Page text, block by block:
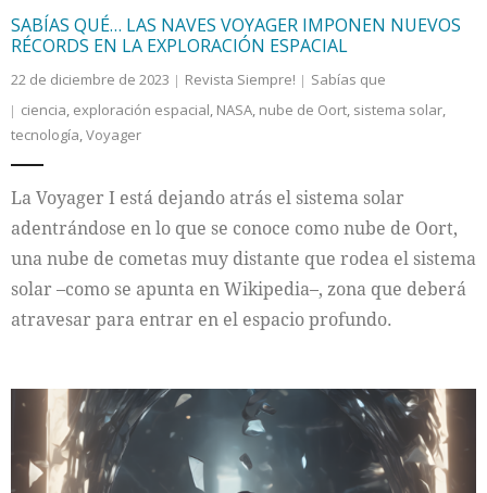
SABÍAS QUÉ… LAS NAVES VOYAGER IMPONEN NUEVOS
RÉCORDS EN LA EXPLORACIÓN ESPACIAL
22 de diciembre de 2023 Revista Siempre!
Sabías que
ciencia, exploración espacial, NASA, nube de Oort, sistema solar,
tecnología,Voyager
La Voyager I está dejando atrás el sistema solar
adentrándose en lo que se conoce como nube de Oort,
una nube de cometas muy distante que rodea el sistema
solar –como se apunta en Wikipedia–, zona que deberá
atravesar para entrar en el espacio profundo.